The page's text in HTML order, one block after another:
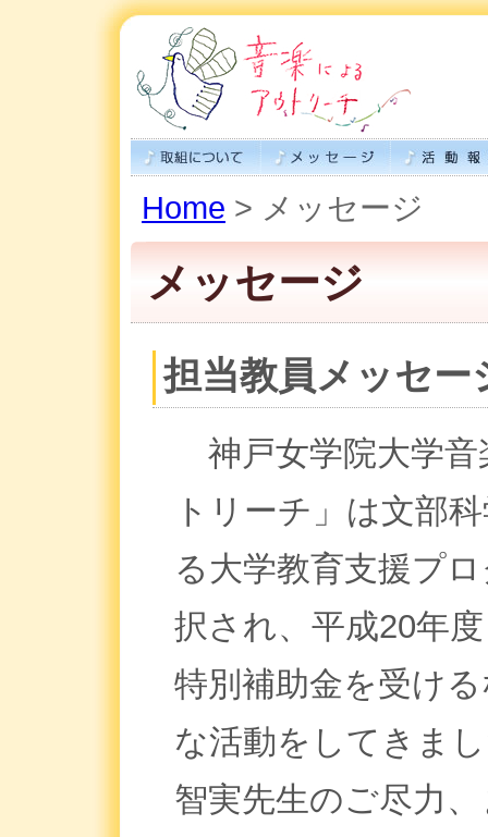
Home > メッセージ
メッセージ
担当教員メッセー
神戸女学院大学音
トリーチ」は文部
る大学教育支援プ
択され、平成20年
特別補助金を受け
な活動をしてきま
智実先生のご尽力